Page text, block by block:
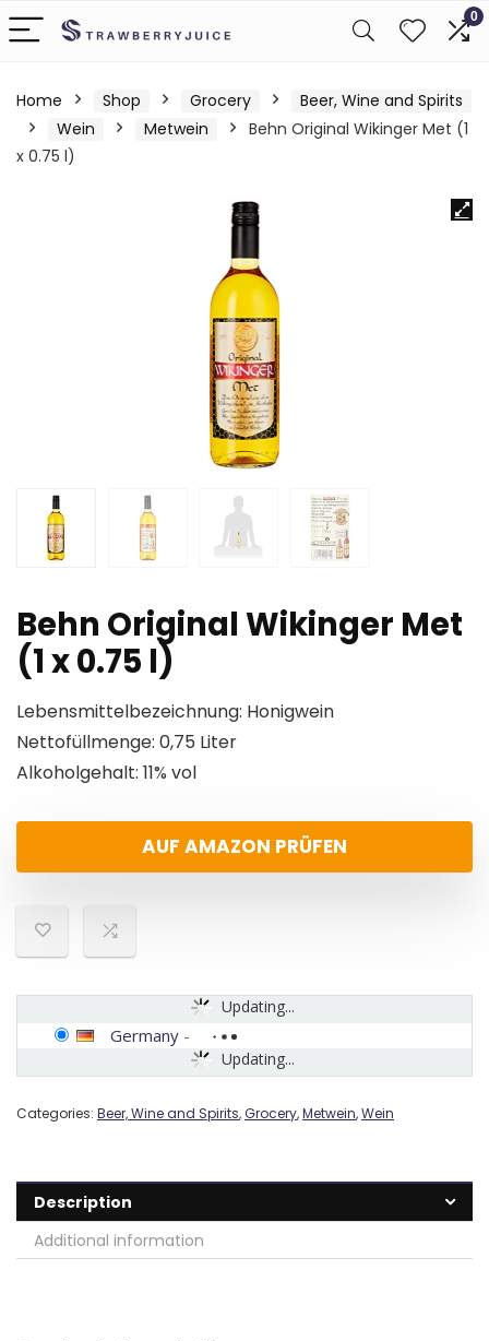
0
Home Shop Grocery
Beer, Wine and Spirits
Wein
Metwein
Behn Original Wikinger Met (1
x 0.75 l)
Behn Original Wikinger Met
(1 x 0.75 l)
Lebensmittelbezeichnung: Honigwein
Nettofüllmenge: 0,75 Liter
Alkoholgehalt: 11% vol
AUF AMAZON PRÜFEN
Updating...
Updating...
Germany -
Categories: Beer, Wine and Spirits,Grocery,Metwein,Wein
Description
Additional information